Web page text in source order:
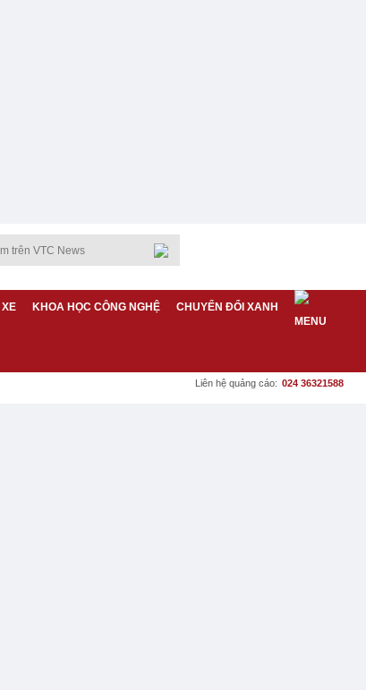
XE KHOA HỌC CÔNG NGHỆ CHUYỂN ĐỔI XANH
Liên hệ quảng cáo: 024 36321588